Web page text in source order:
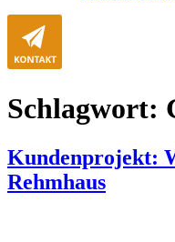
Schlagwort:
Kundenprojekt:
Rehmhaus